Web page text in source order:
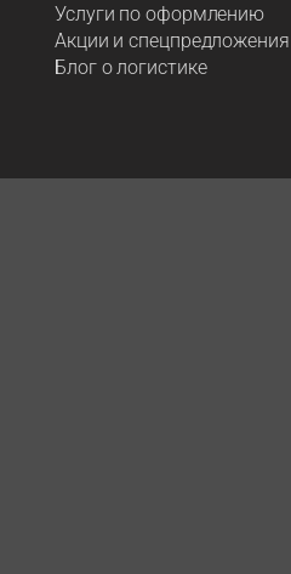
Услуги по оформлению
Акции и спецпредложения
Блог о логистике